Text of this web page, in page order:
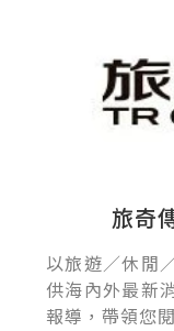
旅奇
以旅遊／休閒
供海內外最新
報導，帶領您